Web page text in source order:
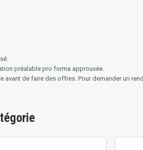
préalable pro forma approuvée.
avant de faire des offres. Pour demander un